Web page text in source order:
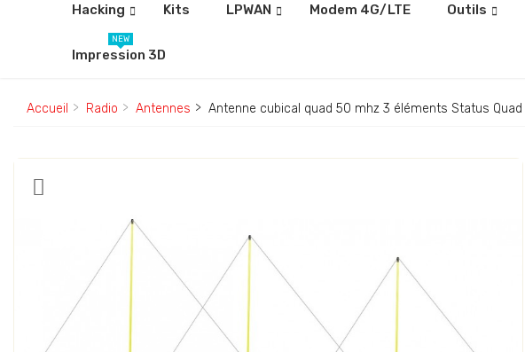
Hacking Kits LPWAN Modem 4G/LTE Outils
Impression 3D
NEW
Accueil Radio Antennes Antenne cubical quad 50 mhz 3 éléments Status Quad